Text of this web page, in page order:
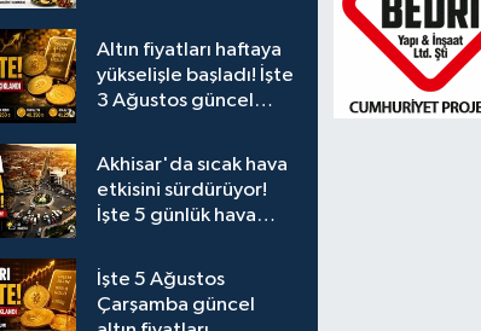
Altın fiyatları haftaya
yükselişle başladı! İşte
3 Ağustos güncel
Akhisar'da sıcak hava
etkisini sürdürüyor!
İşte 5 günlük hava
İşte 5 Ağustos
Çarşamba güncel